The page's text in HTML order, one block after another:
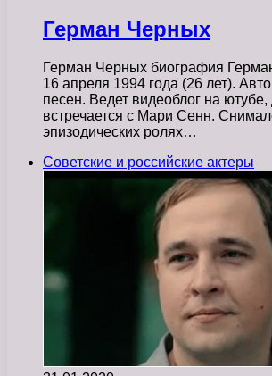
Герман Черных
Герман Черных биография
16 апреля 1994 года (26 лет).
песен. Ведет видеоблог на
встречается с Мари Сенн.
эпизодических ролях…
Советские и российские актеры